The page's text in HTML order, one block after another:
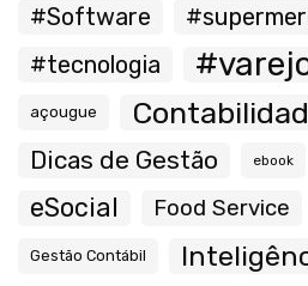
#Software
#tecnologia
açougue
Dicas de Gestão ebook
eSocial Food Service
Gestão Contábil